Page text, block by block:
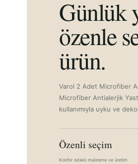
Günlük
özenle
ürün.
Varol 2 Adet Microfiber
Microfiber Antialerjik
kullanımıyla uyku ve
Özenli seçim
Konfor odaklı malzeme ve üretim